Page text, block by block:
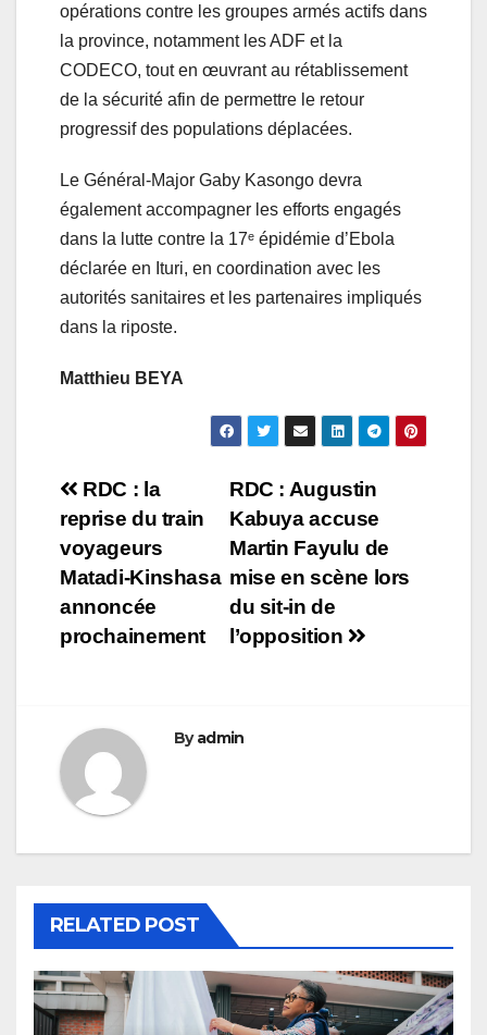
opérations contre les groupes armés actifs dans
la province, notamment les ADF et la
CODECO, tout en œuvrant au rétablissement
de la sécurité afin de permettre le retour
progressif des populations déplacées.
Le Général-Major Gaby Kasongo devra
également accompagner les efforts engagés
dans la lutte contre la 17ᵉ épidémie d’Ebola
déclarée en Ituri, en coordination avec les
autorités sanitaires et les partenaires impliqués
dans la riposte.
Matthieu BEYA
Navigation
de
l’article
RDC : Augustin
Kabuya accuse
Martin Fayulu de
mise en scène lors
du sit-in de
l’opposition
RDC : la
reprise du train
voyageurs
Matadi-Kinshasa
annoncée
prochainement
Byadmin
RELATED POST